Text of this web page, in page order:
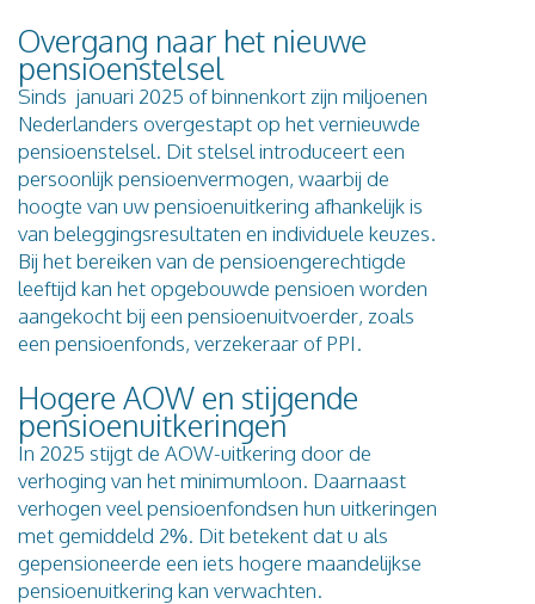
Overgang naar het nieuwe
pensioenstelsel
Sinds januari 2025 of binnenkort zijn miljoenen
Nederlanders overgestapt op het vernieuwde
pensioenstelsel. Dit stelsel introduceert een
persoonlijk pensioenvermogen, waarbij de
hoogte van uw pensioenuitkering afhankelijk is
van beleggingsresultaten en individuele keuzes.
Bij het bereiken van de pensioengerechtigde
leeftijd kan het opgebouwde pensioen worden
aangekocht bij een pensioenuitvoerder, zoals
een pensioenfonds, verzekeraar of PPI.
Hogere AOW en stijgende
pensioenuitkeringen
In 2025 stijgt de AOW-uitkering door de
verhoging van het minimumloon. Daarnaast
verhogen veel pensioenfondsen hun uitkeringen
met gemiddeld 2%. Dit betekent dat u als
gepensioneerde een iets hogere maandelijkse
pensioenuitkering kan verwachten.